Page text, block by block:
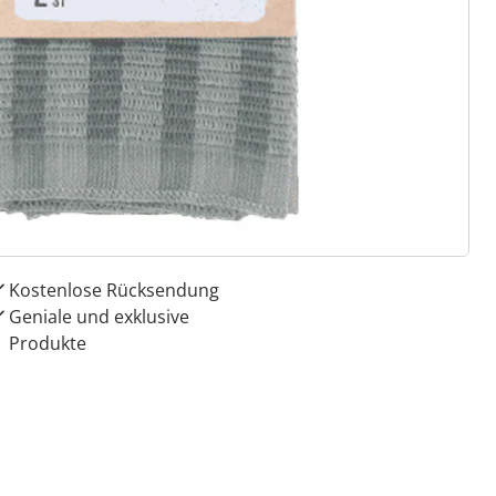
für
moderne Hausfrau
Dauerhaft günstige Preise
garantiert
Kostenlose Rücksendung
Geniale und exklusive
Produkte